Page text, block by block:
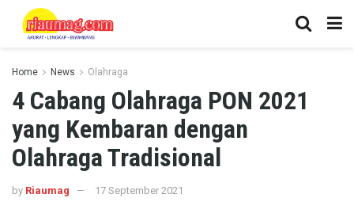
Home News Olahraga
4 Cabang Olahraga PON 2021
yang Kembaran dengan
Olahraga Tradisional
by Riaumag 17 September 2021